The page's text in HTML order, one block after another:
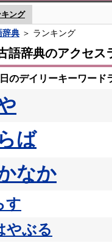
ング
辞典 ＞ ランキング
語辞典のアクセス
のデイリーキーワード
ば
なか
す
やぶる